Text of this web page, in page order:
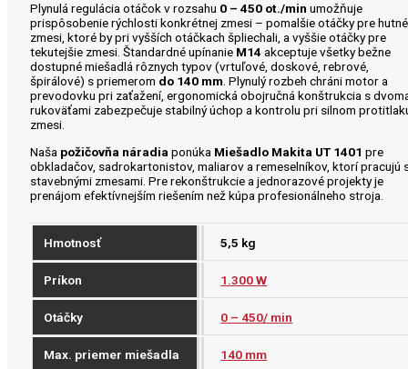
Plynulá regulácia otáčok v rozsahu 0 – 450 ot./min umožňuje
prispôsobenie rýchlosti konkrétnej zmesi – pomalšie otáčky pre hutné
zmesi, ktoré by pri vyšších otáčkach špliechali, a vyššie otáčky pre
tekutejšie zmesi. Štandardné upínanie M14 akceptuje všetky bežne
dostupné miešadlá rôznych typov (vrtuľové, doskové, rebrové,
špirálové) s priemerom do 140 mm . Plynulý rozbeh chráni motor a
prevodovku pri zaťažení, ergonomická obojručná konštrukcia s
rukoväťami zabezpečuje stabilný úchop a kontrolu pri silnom
zmesi.
Naša požičovňa náradia ponúka Miešadlo Makita UT 1401 pre
obkladačov, sadrokartonistov, maliarov a remeselníkov, ktorí pracujú
stavebnými zmesami. Pre rekonštrukcie a jednorazové projekty je
prenájom efektívnejším riešením než kúpa profesionálneho stroja.
Hmotnosť 5,5 kg
Príkon 1.300 W
Otáčky 0 – 450/ min
Max. priemer miešadla 140 mm